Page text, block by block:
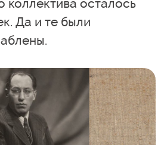
коллектива осталось
Да и те были